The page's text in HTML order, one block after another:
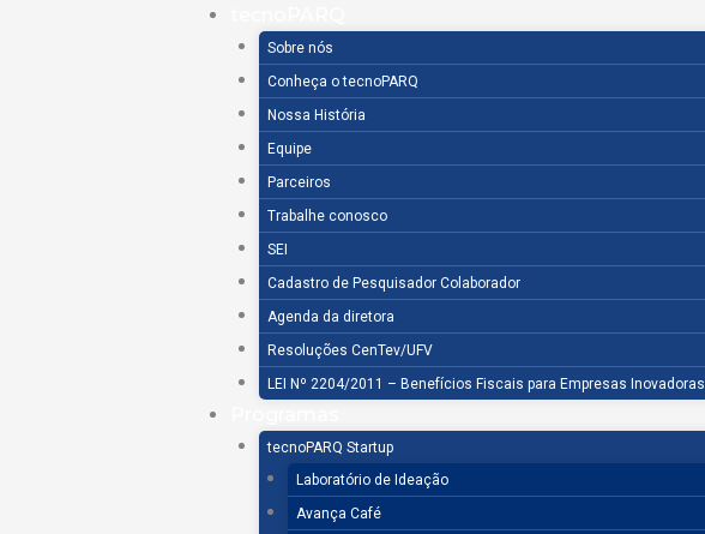
Sobre nós
Conheça o tecnoPARQ
Nossa História
Equipe
Parceiros
Trabalhe conosco
SEI
Cadastro de Pesquisador Colaborador
Agenda da diretora
Resoluções CenTev/UFV
LEI Nº 2204/2011 – Benefícios Fiscais para Empresas Inovadoras
tecnoPARQ Startup
Laboratório de Ideação
Avança Café